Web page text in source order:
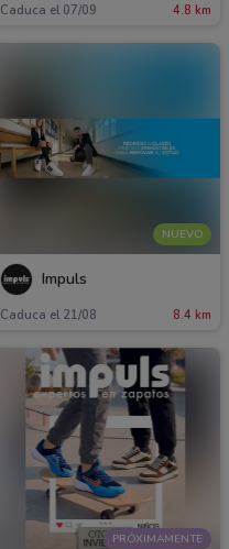
Caduca el 07/09 4.8 km
NUEVO
Impuls
Caduca el 21/08 8.4 km
PRÓXIMAMENTE